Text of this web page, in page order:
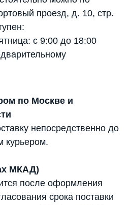
проезд, д. 10, стр.
с 9:00 до 18:00
по Москве и
непосредственно до
курьером.
МКАД)
после оформления
срока поставки